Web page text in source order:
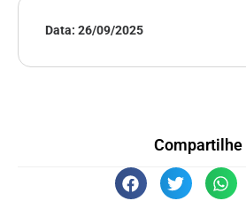
Data: 26/09/2025
Compartilhe